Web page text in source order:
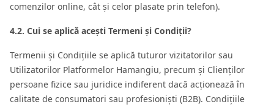
comenzilor online, cât și celor plasate prin telefon).
4.2. Cui se aplică acești Termeni și Condiții?
Termenii și Condițiile se aplică tuturor vizitatorilor sau
Utilizatorilor Platformelor Hamangiu, precum și Clienților
persoane fizice sau juridice indiferent dacă acționează în
calitate de consumatori sau profesioniști (B2B). Condițiile